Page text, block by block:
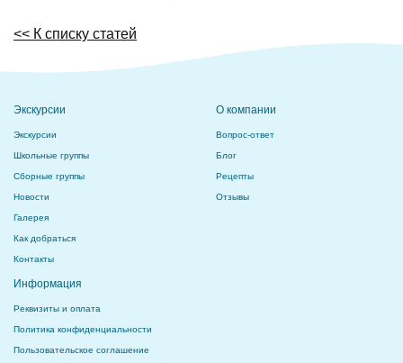
<< К списку статей
Экскурсии
Экскурсии
Школьные группы
Сборные группы
Новости
Галерея
Как добраться
Контакты
О компании
Вопрос-ответ
Блог
Рецепты
Отзывы
Информация
Реквизиты и оплата
Политика конфиденциальности
Пользовательское соглашение